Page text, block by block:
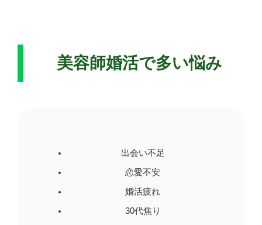
美容師婚活で多い悩み
出会い不足
恋愛不安
婚活疲れ
30代焦り